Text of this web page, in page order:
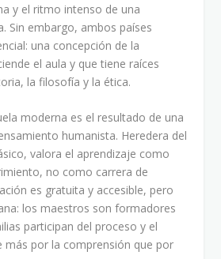
y el ritmo intenso de una
Sin embargo, ambos países
una concepción de la
el aula y que tiene raíces
la filosofía y la ética.
moderna es el resultado de una
humanista. Heredera del
valora el aprendizaje como
no como carrera de
es gratuita y accesible, pero
los maestros son formadores
participan del proceso y el
más por la comprensión que por